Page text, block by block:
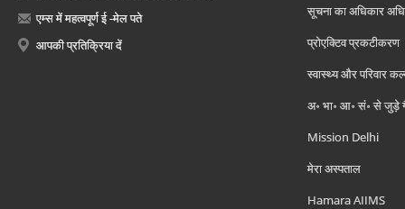
एम्स में महत्वपूर्ण ई -मेल पते
आपकी प्रतिक्रिया दें
सूचना का अधिकार
प्रोएक्टिव प्रकटीकरण
स्वास्थ्य और परिवार
अ॰ भा॰ आ॰ सं॰ से जुड़े
Mission Delhi
मेरा अस्पताल
Hamara AIIMS